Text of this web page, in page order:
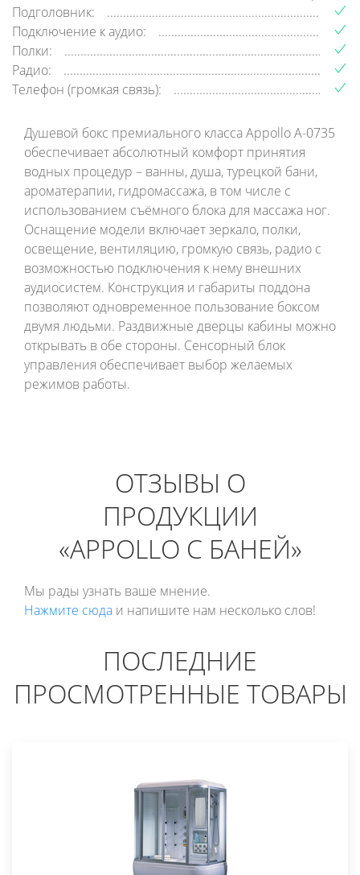
Подголовник:
Подключение к аудио:
Полки:
Радио:
Телефон (громкая связь):
Душевой бокс премиального класса Appollo A-0735
обеспечивает абсолютный комфорт принятия
водных процедур – ванны, душа, турецкой бани,
ароматерапии, гидромассажа, в том числе с
использованием съёмного блока для массажа ног.
Оснащение модели включает зеркало, полки,
освещение, вентиляцию, громкую связь, радио с
возможностью подключения к нему внешних
аудиосистем. Конструкция и габариты поддона
позволяют одновременное пользование боксом
двумя людьми. Раздвижные дверцы кабины можно
открывать в обе стороны. Сенсорный блок
управления обеспечивает выбор желаемых
режимов работы.
ОТЗЫВЫ О
ПРОДУКЦИИ
«APPOLLO С БАНЕЙ»
Мы рады узнать ваше мнение.
Нажмите сюда и напишите нам несколько слов!
ПОСЛЕДНИЕ
ПРОСМОТРЕННЫЕ ТОВАРЫ